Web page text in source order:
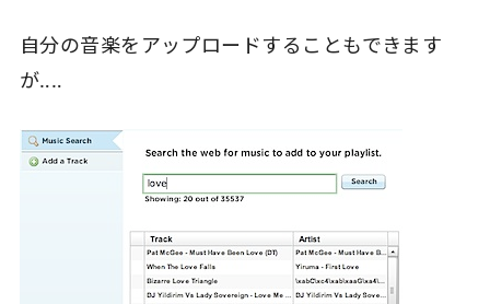
自分の音楽をアップロードすることもできます
が‥‥